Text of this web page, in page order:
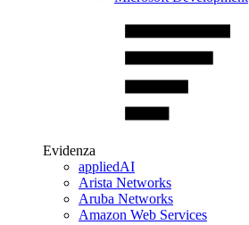
Evidenza
appliedAI
Arista Networks
Aruba Networks
Amazon Web Services